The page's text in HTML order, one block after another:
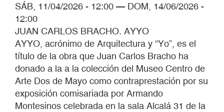
SÁB, 11/04/2026 - 12:00 — DOM, 14/06/2026 -
12:00
JUAN CARLOS BRACHO. AYYO
AYYO, acrónimo de Arquitectura y “Yo”, es el
título de la obra que Juan Carlos Bracho ha
donado a la a la colección del Museo Centro de
Arte Dos de Mayo como contraprestación por su
exposición comisariada por Armando
Montesinos celebrada en la sala Alcalá 31 de la